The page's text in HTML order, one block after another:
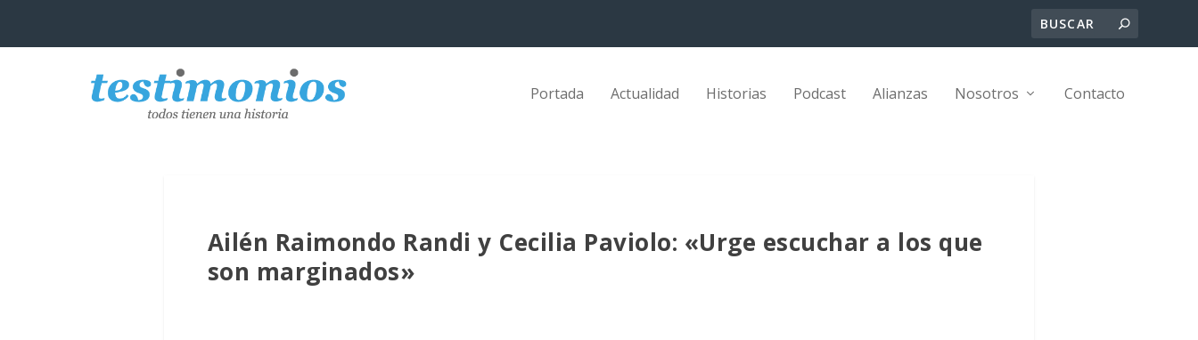
Portada Actualidad Historias Podcast Alianzas Nosotros Contacto
Ailén Raimondo Randi y Cecilia Paviolo: «Urge escuchar a los que
son marginados»